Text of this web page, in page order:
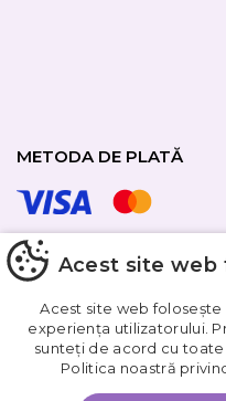
METODA DE PLATĂ
URMAȚI-NE
Obțineți
Acest site web
Acest site web
experiența utilizatorului.
sunteți de acord cu
Politica noastră